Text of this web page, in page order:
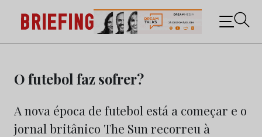
content
Briefing: Todas as notícias sobre os negócios do
Marketing e da Publicidade
O futebol faz sofrer?
A nova época de futebol está a começar e o
jornal britânico The Sun recorreu à